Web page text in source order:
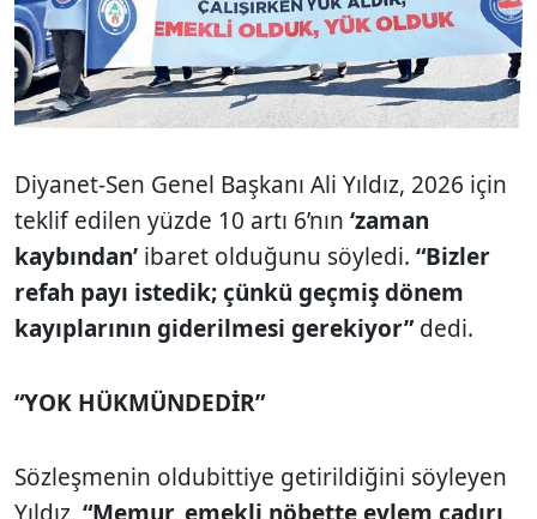
Diyanet-Sen Genel Başkanı Ali Yıldız, 2026 için
teklif edilen yüzde 10 artı 6’nın ‘zaman
kaybından’ ibaret olduğunu söyledi. “Bizler
refah payı istedik; çünkü geçmiş dönem
kayıplarının giderilmesi gerekiyor”dedi.
“YOK HÜKMÜNDEDİR”
Sözleşmenin oldubittiye getirildiğini söyleyen